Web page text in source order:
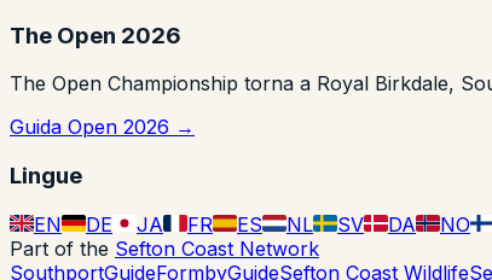
The Open 2026
The Open Championship torna a Royal Birkdale,
Guida Open 2026 →
Lingue
EN DE JA FR ES NL SV DA NO
Part of the Sefton Coast Network
SouthportGuideFormbyGuideSefton Coast Wildlife